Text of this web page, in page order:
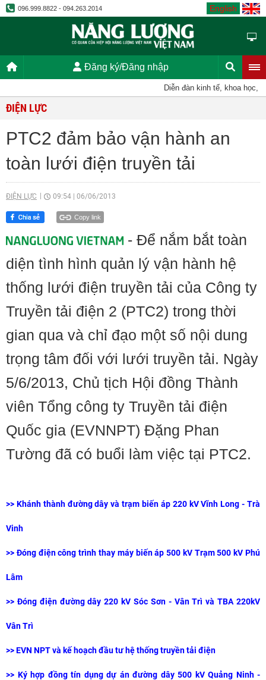
096.999.8822 - 094.263.2014 English
Đăng ký/Đăng nhập
Diễn đàn kinh tế, khoa học, kỹ
ĐIỆN LỰC
PTC2 đảm bảo vận hành an
toàn lưới điện truyền tải
ĐIỆN LỰC 09:54 06/06/2013
Copy link
- Để nắm bắt toàn
diện tình hình quản lý vận hành hệ
thống lưới điện truyền tải của Công ty
Truyền tải điện 2 (PTC2) trong thời
gian qua và chỉ đạo một số nội dung
trọng tâm đối với lưới truyền tải. Ngày
5/6/2013, Chủ tịch Hội đồng Thành
viên Tổng công ty Truyền tải điện
Quốc gia (EVNNPT) Đặng Phan
Tường đã có buổi làm việc tại PTC2.
>> Khánh thành đường dây và trạm biến áp 220 kV Vĩnh Long - Trà
Vinh
>>Đóng điện công trình thay máy biến áp 500 kV Trạm 500 kV Phú
Lâm
>>Đóng điện đường dây 220 kV Sóc Sơn - Vân Trì và TBA 220kV
Vân Trì
>>EVN NPT và kế hoạch đầu tư hệ thống truyền tải điện
>> Ký hợp đồng tín dụng dự án đường dây 500 kV Quảng Ninh -